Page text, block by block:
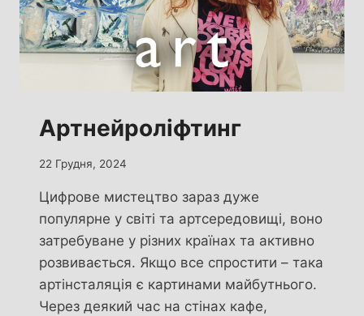
Артнейроліфтинг
22 Грудня, 2024
Цифрове мистецтво зараз дуже
популярне у світі та артсередовищі, воно
затребуване у різних країнах та активно
розвивається. Якщо все спростити – така
артінсталяція є картинами майбутнього.
Через деякий час на стінах кафе,